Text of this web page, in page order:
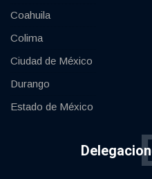
Coahuila
Colima
Ciudad de México
Durango
Estado de México